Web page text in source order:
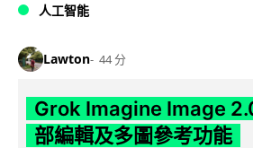
人工智能
Lawton 44 分
Grok Imagine Image
部編輯及多圖參考功能